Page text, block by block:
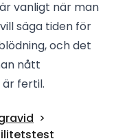
vanligt när man
säga tiden för
och det
nått
fertil.